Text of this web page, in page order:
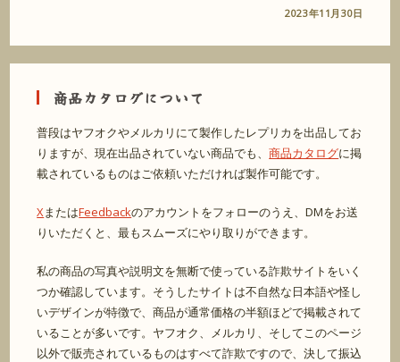
2023年11月30日
商品カタログについて
普段はヤフオクやメルカリにて製作したレプリカを出品してお
りますが、現在出品されていない商品でも、商品カタログに掲
載されているものはご依頼いただければ製作可能です。
X またはFeedbackのアカウントをフォローのうえ、DMをお送
りいただくと、最もスムーズにやり取りができます。
私の商品の写真や説明文を無断で使っている詐欺サイトをいく
つか確認しています。そうしたサイトは不自然な日本語や怪し
いデザインが特徴で、商品が通常価格の半額ほどで掲載されて
いることが多いです。ヤフオク、メルカリ、そしてこのページ
以外で販売されているものはすべて詐欺ですので、決して振込